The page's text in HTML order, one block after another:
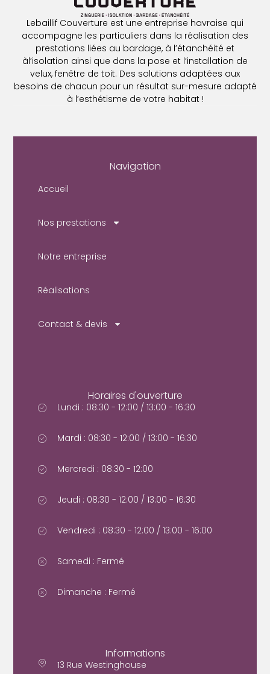
Lebaillif Couverture est une entreprise havraise qui
accompagne les particuliers dans la réalisation des
prestations liées au bardage, à l’étanchéité et
àl’isolation ainsi que dans la pose et l’installation de
velux, fenêtre de toit. Des solutions adaptées aux
besoins de chacun pour un résultat sur-mesure adapté
à l’esthétisme de votre habitat !
Navigation
Accueil
Nos prestations
Notre entreprise
Réalisations
Contact & devis
Horaires d'ouverture
Lundi : 08:30 - 12:00 / 13:00 - 16:30
Mardi : 08:30 - 12:00 / 13:00 - 16:30
Mercredi : 08:30 - 12:00
Jeudi : 08:30 - 12:00 / 13:00 - 16:30
Vendredi : 08:30 - 12:00 / 13:00 - 16:00
Samedi : Fermé
Dimanche : Fermé
Informations
13 Rue Westinghouse